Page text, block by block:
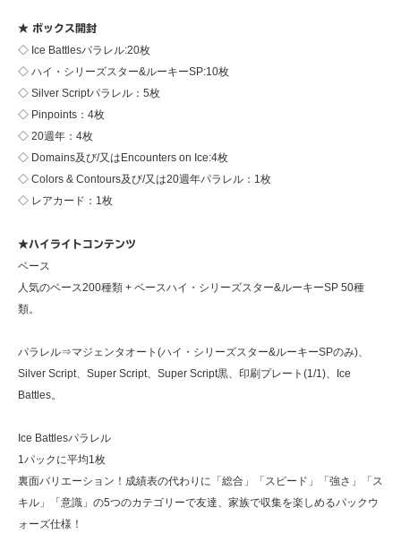
★ ボックス開封
◇ Ice Battlesパラレル:20枚
◇ ハイ・シリーズスター&ルーキーSP:10枚
◇ Silver Scriptパラレル：5枚
◇ Pinpoints：4枚
◇ 20週年：4枚
◇ Domains及び/又はEncounters on Ice:4枚
◇ Colors & Contours及び/又は20週年パラレル：1枚
◇ レアカード：1枚
★ハイライトコンテンツ
ベース
人気のベース200種類 + ベースハイ・シリーズスター&ルーキーSP 50種
類。
パラレル⇒マジェンタオート(ハイ・シリーズスター&ルーキーSPのみ)、
Silver Script、Super Script、Super Script黒、印刷プレート(1/1)、Ice
Battles。
Ice Battlesパラレル
1パックに平均1枚
裏面バリエーション！成績表の代わりに「総合」「スピード」「強さ」「ス
キル」「意識」の5つのカテゴリーで友達、家族で収集を楽しめるパックウ
ォーズ仕様！